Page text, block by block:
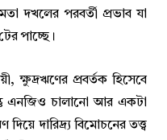
দখলের পরবর্তী প্রভাব যা
পাচ্ছে।
প্রবর্তক হিসেবে
এনজিও চালানো আর একটা
দারিদ্র্য বিমোচনের তত্ত্ব